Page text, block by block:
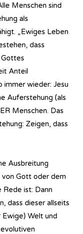
Menschen sind
als
„Ewiges Leben
dass
Anteil
immer wieder: Jesu
Auferstehung (als
Menschen. Das
Zeigen, dass
Ausbreitung
von Gott oder dem
ist: Dann
dass dieser allseits
Welt und